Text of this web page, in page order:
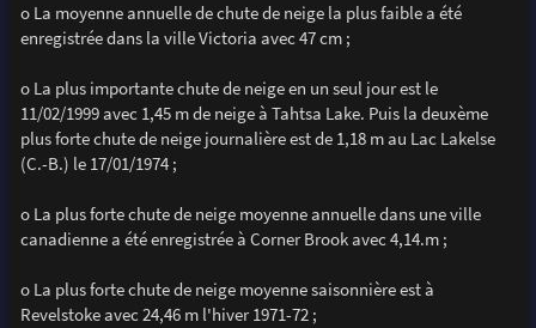
o La moyenne annuelle de chute de neige la plus faible a été
enregistrée dans la ville Victoria avec 47 cm ;
o La plus importante chute de neige en un seul jour est le
11/02/1999 avec 1,45 m de neige à Tahtsa Lake. Puis la deuxème
plus forte chute de neige journalière est de 1,18 m au Lac Lakelse
(C.-B.) le 17/01/1974 ;
o La plus forte chute de neige moyenne annuelle dans une ville
canadienne a été enregistrée à Corner Brook avec 4,14.m ;
o La plus forte chute de neige moyenne saisonnière est à
Revelstoke avec 24,46 m l'hiver 1971-72 ;